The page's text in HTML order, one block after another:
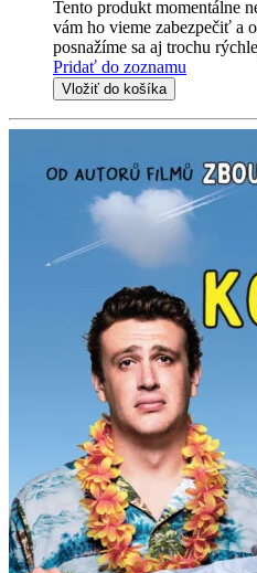
Tento produkt momentálne
vám ho vieme zabezpečiť a
posnažíme sa aj trochu
Pridať do zoznamu
Vložiť do košíka